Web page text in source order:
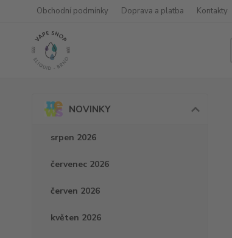
Obchodní podmínky Doprava a platba Kontakty
NOVINKY
srpen 2026
červenec 2026
červen 2026
květen 2026